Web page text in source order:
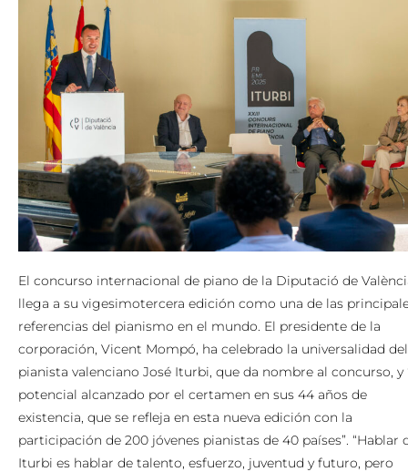
El concurso internacional de piano de la Diputació de
llega a su vigesimotercera edición como una de las
referencias del pianismo en el mundo. El presidente de la
corporación, Vicent Mompó, ha celebrado la universalidad del
pianista valenciano José Iturbi, que da nombre al concurso, y
potencial alcanzado por el certamen en sus 44 años de
existencia, que se refleja en esta nueva edición con la
participación de 200 jóvenes pianistas de 40 países”. “Hablar
Iturbi es hablar de talento, esfuerzo, juventud y futuro, pero